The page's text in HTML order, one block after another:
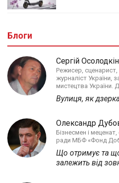
Блоги
Сергій Осолодкін
Режисер,
журналіст України,
мистецтва України.
Вулиця, як
Олександр
Бізнесмен і
ради МБФ «Фонд
Що отримує та
залежить від